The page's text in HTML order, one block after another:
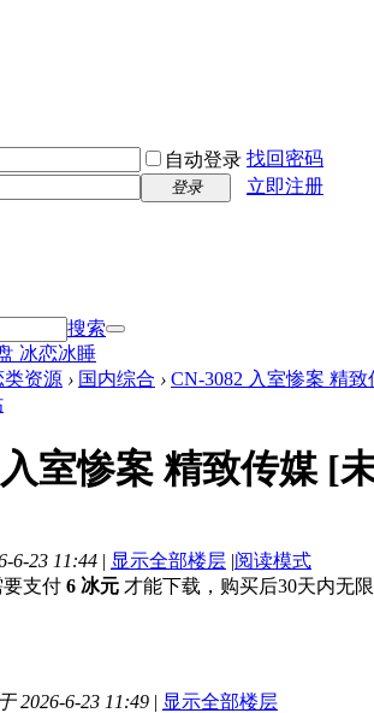
自动登录 找回密码
登录 立即注册
搜索
冰恋冰睡
类资源 › 国内综合 › CN-3082 入室惨案 精致
室惨案 精致传媒[
6-23 11:44 | 显示全部楼层 |阅读模式
支付 6 冰元 才能下载，购买后30天内无
2026-6-23 11:49 | 显示全部楼层